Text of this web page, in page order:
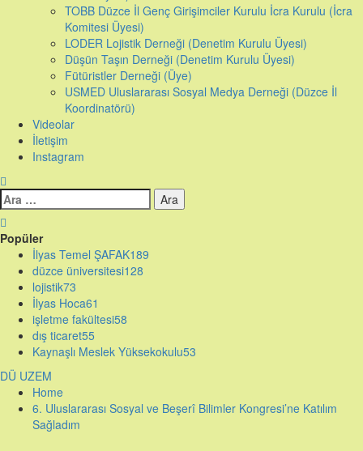
TOBB Düzce İl Genç Girişimciler Kurulu İcra Kurulu (İcra
Komitesi Üyesi)
LODER Lojistik Derneği (Denetim Kurulu Üyesi)
Düşün Taşın Derneği (Denetim Kurulu Üyesi)
Fütüristler Derneği (Üye)
USMED Uluslararası Sosyal Medya Derneği (Düzce İl
Koordinatörü)
Videolar
İletişim
Instagram
Arama:
Popüler
İlyas Temel ŞAFAK189
düzce üniversitesi128
lojistik73
İlyas Hoca61
işletme fakültesi58
dış ticaret55
Kaynaşlı Meslek Yüksekokulu53
DÜ UZEM
Home
6. Uluslararası Sosyal ve Beşerî Bilimler Kongresi’ne Katılım
Sağladım